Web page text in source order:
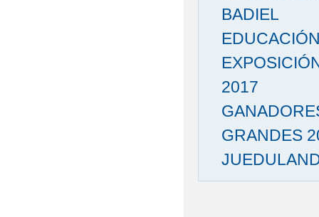
BADIEL
2017
GRANDES